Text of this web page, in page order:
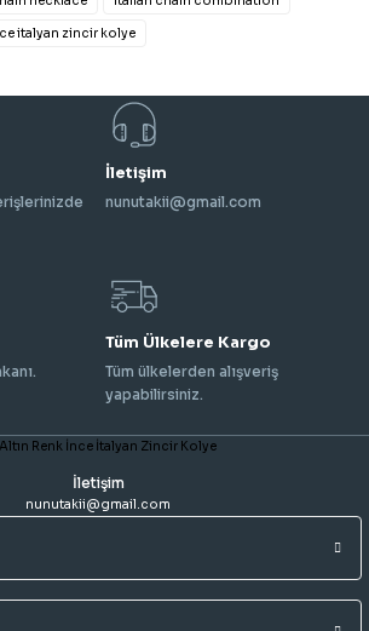
italyan zincir kolye
İletişim
nunutakii@gmail.com
Tüm Ülkelere Kargo
Tüm ülkelerden alışveriş
yapabilirsiniz.
İletişim
nunutakii@gmail.com